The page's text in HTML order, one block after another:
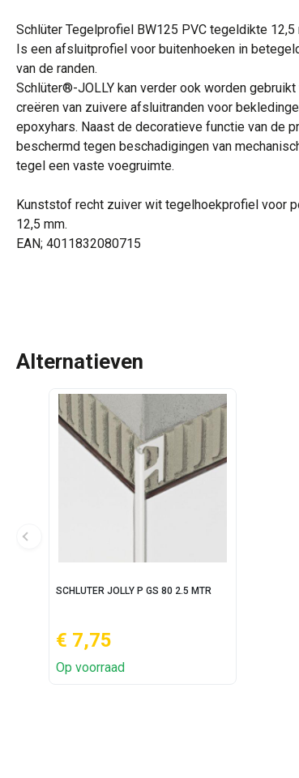
Schlüter Tegelprofiel BW125 PVC tegeldikte
Is een afsluitprofiel voor buitenhoeken in
van de randen.
Schlüter®-JOLLY kan verder ook worden
creëren van zuivere afsluitranden voor
epoxyhars. Naast de decoratieve functie van de
beschermd tegen beschadigingen van
tegel een vaste voegruimte.
Kunststof recht zuiver wit tegelhoekprofiel voor
12,5 mm.
EAN; 4011832080715
Alternatieven
SCHLUTER JOLLY P GS 80 2.5 MTR
€ 7,75
Op voorraad